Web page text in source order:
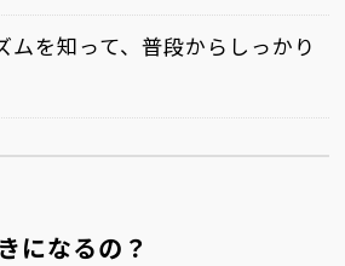
ムを知って、普段からしっかり
になるの？